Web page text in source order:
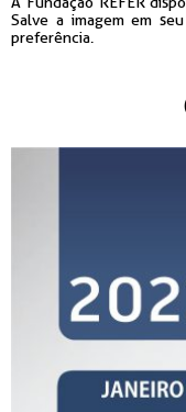
Salve a imagem em
preferência.